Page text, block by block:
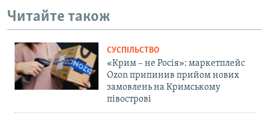
Читайте також
СУСПІЛЬСТВО
«Крим – не Росія»: маркетплейс
Ozon припинив прийом нових
замовлень на Кримському
півострові